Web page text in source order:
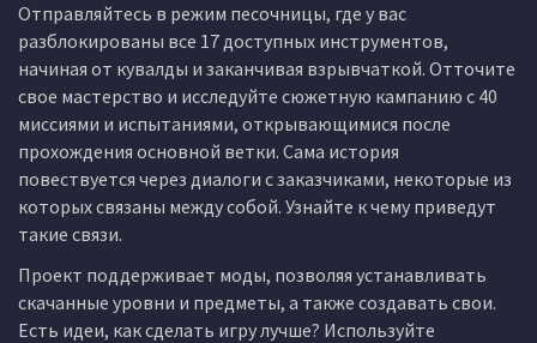
Отправляйтесь в режим песочницы, где у вас
разблокированы все 17 доступных инструментов,
начиная от кувалды и заканчивая взрывчаткой. Отточите
свое мастерство и исследуйте сюжетную кампанию с 40
миссиями и испытаниями, открывающимися после
прохождения основной ветки. Сама история
повествуется через диалоги с заказчиками, некоторые из
которых связаны между собой. Узнайте к чему приведут
такие связи.
Проект поддерживает моды, позволяя устанавливать
скачанные уровни и предметы, а также создавать свои.
Есть идеи, как сделать игру лучше? Используйте